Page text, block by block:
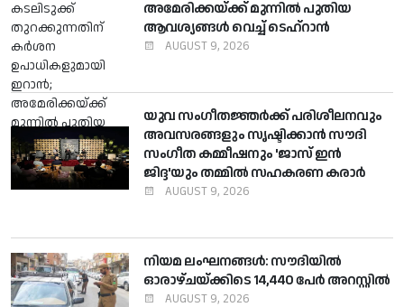
അമേരിക്കയ്ക്ക് മുന്നില്‍ പുതിയ
ആവശ്യങ്ങള്‍ വെച്ച് ടെഹ്റാന്‍
AUGUST 9, 2026
യുവ സംഗീതജ്ഞര്‍ക്ക് പരിശീലനവും
അവസരങ്ങളും സൃഷ്ടിക്കാന്‍ സൗദി
സംഗീത കമ്മീഷനും 'ജാസ് ഇന്‍
ജിദ്ദ'യും തമ്മില്‍ സഹകരണ കരാര്‍
AUGUST 9, 2026
നിയമ ലംഘനങ്ങള്‍: സൗദിയില്‍
ഓരാഴ്ചയ്ക്കിടെ 14,440 പേര്‍ അറസ്റ്റില്‍
AUGUST 9, 2026